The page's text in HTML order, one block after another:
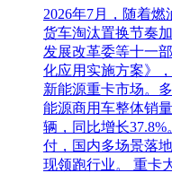
2026年7月，随着
货车淘汰置换节奏
发展改革委等十一
化应用实施方案》
新能源重卡市场。
能源商用车整体销
辆，同比增长
付，国内多场景落
现领跑行业。 重卡